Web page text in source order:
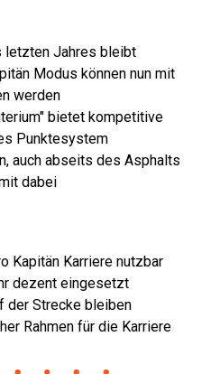
letzten Jahres bleibt
Modus können nun mit
werden
bietet kompetitive
Punktesystem
auch abseits des Asphalts
dabei
Kapitän Karriere nutzbar
dezent eingesetzt
der Strecke bleiben
Rahmen für die Karriere